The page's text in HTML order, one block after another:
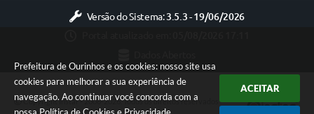
Prefeitura de Ourinhos e os cookies: nosso site usa
cookies para melhorar a sua experiência de
navegação. Ao continuar você concorda com a
ACEITAR
Versão do Sistema:3.5.3 - 19/06/2026
Copyright Instar - 2006-2026. Todos os direitos reservados -